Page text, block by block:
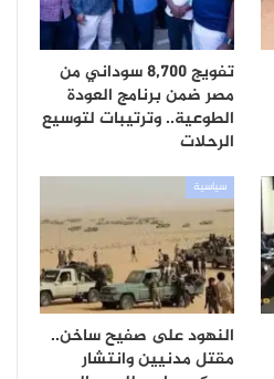
تفويج 8,700 سوداني من
مصر ضمن برنامج العودة
الطوعية.. وترتيبات لتوسيع
الرحلات
سياسية
النهود على صفيح ساخن..
مقتل مدنيين وانتشار